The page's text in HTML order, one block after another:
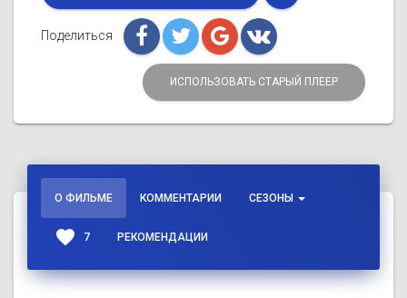
Поделиться
ИСПОЛЬЗОВАТЬ СТАРЫЙ ПЛЕЕР
О ФИЛЬМЕ КОММЕНТАРИИ СЕЗОНЫ
favorite 7 РЕКОМЕНДАЦИИ